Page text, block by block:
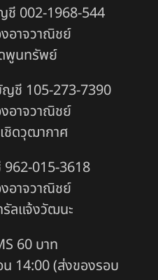
ชี 002-1968-544
อาจวาณิชย์
พูนทรัพย์
ชี 105-273-7390
อาจวาณิชย์
ดวุฒากาศ
962-015-3618
อาจวาณิชย์
ลแจ้งวัฒนะ
60 บาท
14:00 (ส่งของรอบ